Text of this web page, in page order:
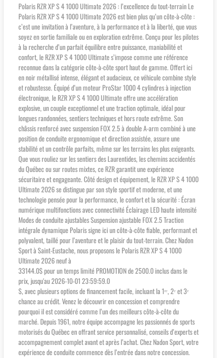
Polaris RZR XP S 4 1000 Ultimate 2026 : l’excellence du tout-terrain Le
Polaris RZR XP S 4 1000 Ultimate 2026 est bien plus qu’un côte-à-côte :
c’est une invitation à l’aventure, à la performance et à la liberté, que vous
soyez en sortie familiale ou en exploration extrême. Conçu pour les pilotes
à la recherche d’un parfait équilibre entre puissance, maniabilité et
confort, le RZR XP S 4 1000 Ultimate s’impose comme une référence
reconnue dans la catégorie côte-à-côte sport haut de gamme. Offert ici
en noir métallisé intense, élégant et audacieux, ce véhicule combine style
et robustesse. Équipé d’un moteur ProStar 1000 4 cylindres à injection
électronique, le RZR XP S 4 1000 Ultimate offre une accélération
explosive, un couple exceptionnel et une traction optimale, idéal pour
longues randonnées, sentiers techniques et hors route extrême. Son
châssis renforcé avec suspension FOX 2.5 à double A-arm combiné à une
position de conduite ergonomique et direction assistée, assure une
stabilité et un contrôle parfaits, même sur les terrains les plus exigeants.
Que vous rouliez sur les sentiers des Laurentides, les chemins accidentés
du Québec ou sur routes mixtes, ce RZR garantit une expérience
sécuritaire et engageante. Côté design et équipement, le RZR XP S 4 1000
Ultimate 2026 se distingue par son style sportif et moderne, et une
technologie pensée pour la performance, le confort et la sécurité : Écran
numérique multifonctions avec connectivité Éclairage LED haute intensité
Modes de conduite ajustables Suspension ajustable FOX 2.5 Traction
intégrale dynamique Polaris signe ici un côte-à-côte fiable, performant et
polyvalent, taillé pour l’aventure et le plaisir du tout-terrain. Chez Nadon
Sport à Saint-Eustache, nous proposons le Polaris RZR XP S 4 1000
Ultimate 2026 neuf à
33144.0$ pour un temps limité PROMOTION de 2500.0 inclus dans le
prix, jusqu'au 2026-10-01 23:59:59.0
$, avec plusieurs options de financement facile, incluant la 1ʳᵉ, 2ᵉ et 3ᵉ
chance au crédit. Venez le découvrir en concession et comprendre
pourquoi il est considéré comme l’un des meilleurs côte-à-côte du
marché. Depuis 1961, notre équipe accompagne les passionnés de sports
motorisés du Québec en offrant service personnalisé, conseils d’experts et
accompagnement complet avant et après l’achat. Chez Nadon Sport, votre
expérience de conduite commence dès l’entrée dans notre concession.